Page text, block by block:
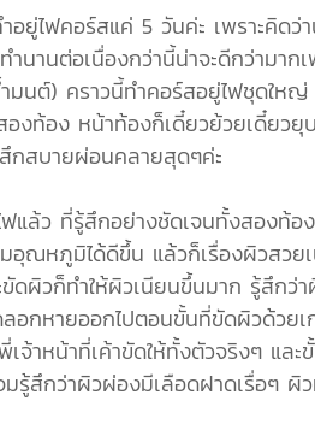
อยู่ไฟคอร์สแค่ 5 วันค่ะ เพราะคิดว่
ำนานต่อเนื่องกว่านี้น่าจะดีกว่าม
นต์) คราวนี้ทำคอร์สอยู่ไฟชุดใหญ่
งท้อง หน้าท้องก็เดี๋ยวย้วยเดี๋ยวยุ
กสบายผ่อนคลายสุดๆค่ะ
แล้ว ที่รู้สึกอย่างชัดเจนทั้งสองท้อ
อุณหภูมิได้ดีขึ้น แล้วก็เรื่องผิวสว
ดผิวก็ทำให้ผิวเนียนขึ้นมาก รู้สึก
กหายออกไปตอนขั้นที่ขัดผิวด้วยเ
จ้าหน้าที่เค้าขัดให้ทั้งตัวจริงๆ แล
มรู้สึกว่าผิวผ่องมีเลือดฝาดเรื่อๆ